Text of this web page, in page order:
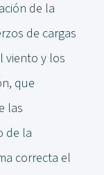
de la
de cargas
viento y los
que
las
de la
correcta el